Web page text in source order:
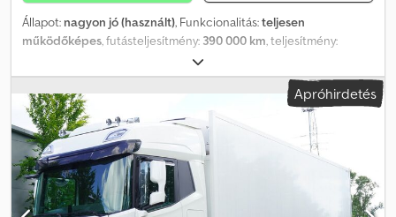
Állapot: nagyon jó (használt), Funkcionalitás:teljesen
működőképes, futásteljesítmény: 390 000 km, teljesítmény:
, üzemanyagtípus:
kg, maximális teherbírás:12 970 kg, össztömeg:26 000 kg,
tengelyelrendezés:
alvófülke,
hajtástípus:automata , kibocsátási osztály:
, felfüggesztés:
levegő, raktér hossza: 7 400 mm, rakodótér szélesség:2 460 mm
raktérmagasság:2 590 mm, Gyártási év:
, Felszereltség:
differenciálzár, hűtőegység, légkondicionálás, utánfutó
vonófej, állófűtés , DAF XF 480 6×2 E6 / Lamberet Bitempes
hűtőszekrény 18 EPAL / Carrier Vector 1950 MT 2020/2021 Futott
Apróhirdetés